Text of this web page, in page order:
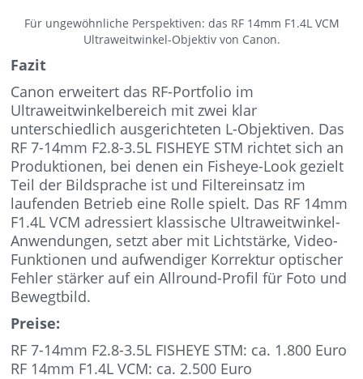
Für ungewöhnliche Perspektiven: das RF 14mm F1.4L VCM
Ultraweitwinkel-Objektiv von Canon.
Fazit
Canon erweitert das RF-Portfolio im
Ultraweitwinkelbereich mit zwei klar
unterschiedlich ausgerichteten L-Objektiven. Das
RF 7-14mm F2.8-3.5L FISHEYE STM richtet sich an
Produktionen, bei denen ein Fisheye-Look gezielt
Teil der Bildsprache ist und Filtereinsatz im
laufenden Betrieb eine Rolle spielt. Das RF 14mm
F1.4L VCM adressiert klassische Ultraweitwinkel-
Anwendungen, setzt aber mit Lichtstärke, Video-
Funktionen und aufwendiger Korrektur optischer
Fehler stärker auf ein Allround-Profil für Foto und
Bewegtbild.
Preise:
RF 7-14mm F2.8-3.5L FISHEYE STM: ca. 1.800 Euro
RF 14mm F1.4L VCM: ca. 2.500 Euro